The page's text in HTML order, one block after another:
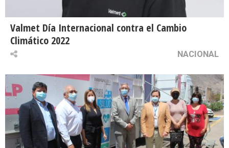
Valmet Día Internacional contra el Cambio
Climático 2022
NACIONAL